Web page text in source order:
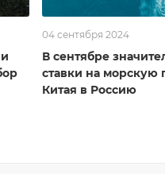
04 сентября 2024
В сентябре
ставки на морскую
Китая в Россию